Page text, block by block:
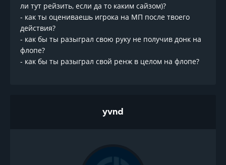
ли тут рейзить, если да то каким сайзом)?
- как ты оцениваешь игрока на МП после твоего
действия?
- как бы ты разыграл свою руку не получив донк на
флопе?
- как бы ты разыграл свой ренж в целом на флопе?
yvnd